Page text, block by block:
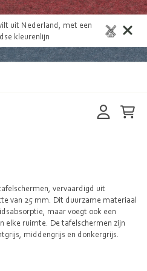
uit Nederland , met een
kleurenlijn
vervaardigd uit
van 25 mm. Dit duurzame materiaal
maar voegt ook een
elke ruimte. De tafelschermen zijn
middengrijs en donkergrijs.